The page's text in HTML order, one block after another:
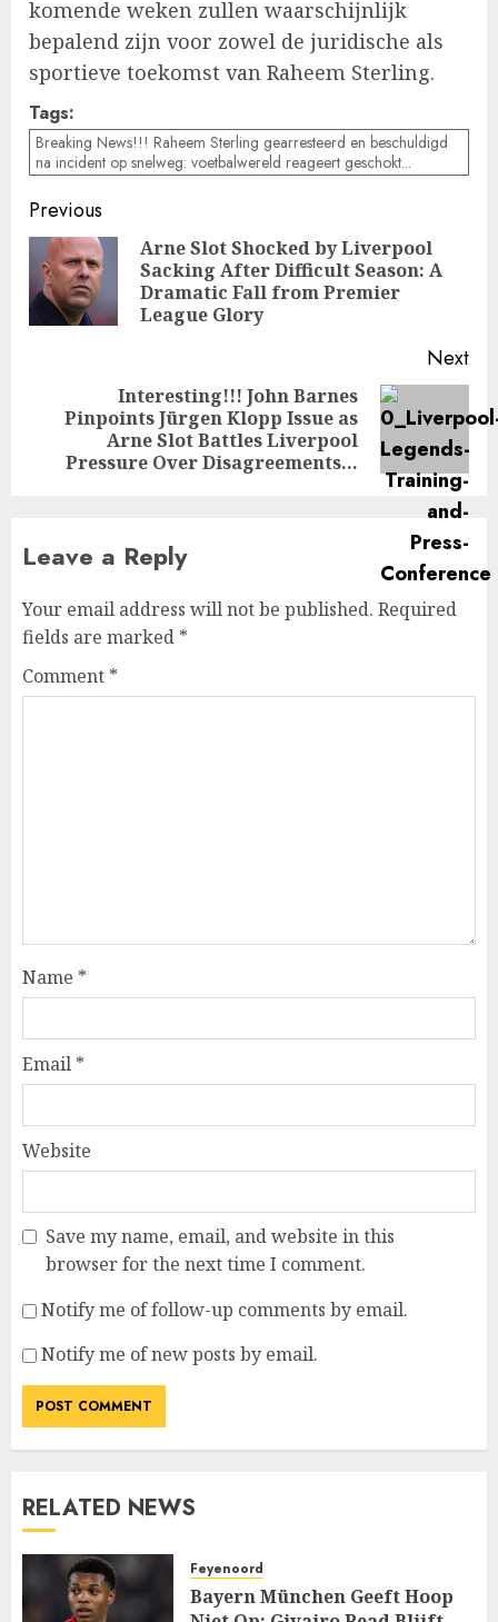
komende weken zullen waarschijnlijk
bepalend zijn voor zowel de juridische als
sportieve toekomst van Raheem Sterling.
Tags:
Breaking News!!! Raheem Sterling gearresteerd en beschuldigd
na incident op snelweg: voetbalwereld reageert geschokt...
Post
navigation
Previous
Arne Slot Shocked by Liverpool
Sacking After Difficult Season: A
Dramatic Fall from Premier
League Glory
Next
Next
post:
Interesting!!! John Barnes
Pinpoints Jürgen Klopp Issue as
Arne Slot Battles Liverpool
Pressure Over Disagreements…
Leave a Reply
Your email address will not be published. Required
fields are marked *
Comment *
Name *
Email *
Website
Save my name, email, and website in this
browser for the next time I comment.
Notify me of follow-up comments by email.
Notify me of new posts by email.
RELATED NEWS
Feyenoord
Bayern München Geeft Hoop